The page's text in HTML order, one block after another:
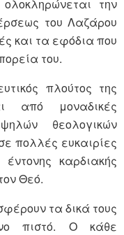
την
του Λαζάρου
και τα εφόδια που
του.
πλούτος της
από μοναδικές
θεολογικών
πολλές ευκαιρίες
καρδιακής
Θεό.
τα δικά τους
πιστό. Ο κάθε